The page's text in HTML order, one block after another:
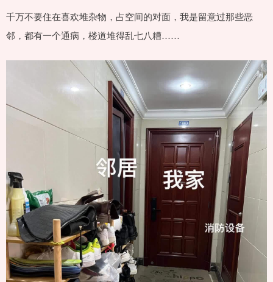
千万不要住在喜欢堆杂物，占空间的对面，我是留意过那些恶
邻，都有一个通病，楼道堆得乱七八糟……